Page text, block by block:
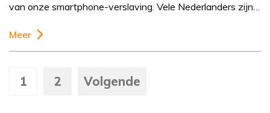
van onze smartphone-verslaving. Vele Nederlanders zijn…
Meer
1 2 Volgende